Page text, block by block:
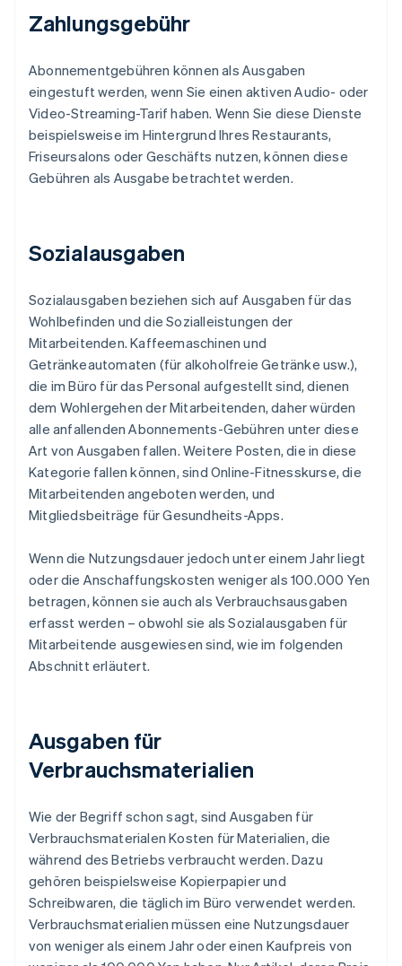
Zahlungsgebühr
Abonnementgebühren können als Ausgaben
eingestuft werden, wenn Sie einen aktiven Audio- oder
Video-Streaming-Tarif haben. Wenn Sie diese Dienste
beispielsweise im Hintergrund Ihres Restaurants,
Friseursalons oder Geschäfts nutzen, können diese
Gebühren als Ausgabe betrachtet werden.
Sozialausgaben
Sozialausgaben beziehen sich auf Ausgaben für das
Wohlbefinden und die Sozialleistungen der
Mitarbeitenden. Kaffeemaschinen und
Getränkeautomaten (für alkoholfreie Getränke usw.),
die im Büro für das Personal aufgestellt sind, dienen
dem Wohlergehen der Mitarbeitenden, daher würden
alle anfallenden Abonnements-Gebühren unter diese
Art von Ausgaben fallen. Weitere Posten, die in diese
Kategorie fallen können, sind Online-Fitnesskurse, die
Mitarbeitenden angeboten werden, und
Mitgliedsbeiträge für Gesundheits-Apps.
Wenn die Nutzungsdauer jedoch unter einem Jahr liegt
oder die Anschaffungskosten weniger als 100.000 Yen
betragen, können sie auch als Verbrauchsausgaben
erfasst werden – obwohl sie als Sozialausgaben für
Mitarbeitende ausgewiesen sind, wie im folgenden
Abschnitt erläutert.
Ausgaben für
Verbrauchsmaterialien
Wie der Begriff schon sagt, sind Ausgaben für
Verbrauchsmaterialen Kosten für Materialien, die
während des Betriebs verbraucht werden. Dazu
gehören beispielsweise Kopierpapier und
Schreibwaren, die täglich im Büro verwendet werden.
Verbrauchsmaterialien müssen eine Nutzungsdauer
von weniger als einem Jahr oder einen Kaufpreis von